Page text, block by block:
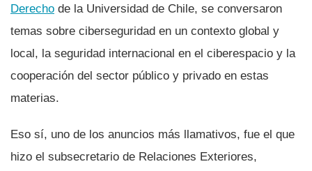
Derecho de la Universidad de Chile, se conversaron
temas sobre ciberseguridad en un contexto global y
local, la seguridad internacional en el ciberespacio y la
cooperación del sector público y privado en estas
materias.
Eso sí­, uno de los anuncios más llamativos, fue el que
hizo el subsecretario de Relaciones Exteriores,